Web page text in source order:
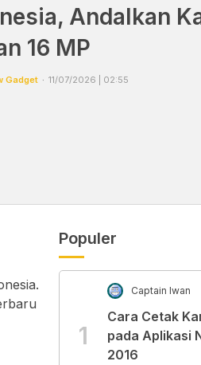
Andalkan
16 MP
Gadget 11/07/2026 | 02:55
Populer
1
Captain Iwan
Cara Cetak
pada Aplikasi
2016